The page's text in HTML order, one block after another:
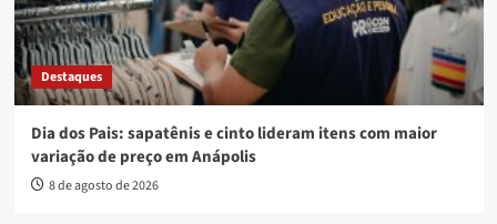
Destaques
Dia dos Pais: sapatênis e cinto lideram itens com maior
variação de preço em Anápolis
8 de agosto de 2026